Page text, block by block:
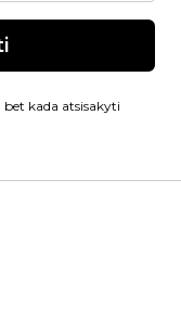
kada atsisakyti